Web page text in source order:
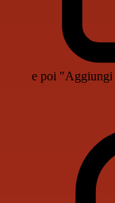
e poi "Aggiungi